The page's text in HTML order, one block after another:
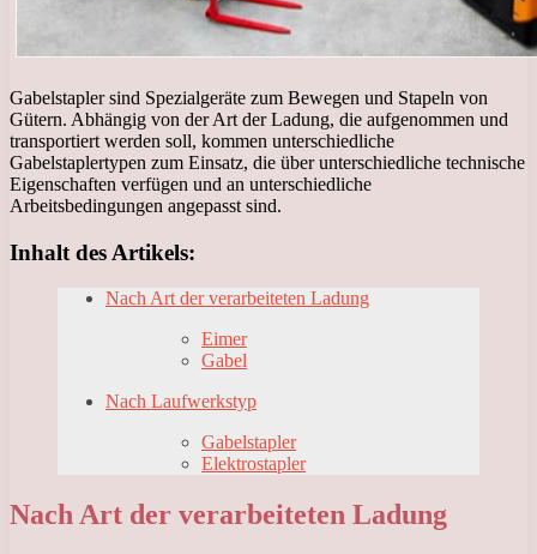
Gabelstapler sind Spezialgeräte zum Bewegen und Stapeln von
Gütern. Abhängig von der Art der Ladung, die aufgenommen und
transportiert werden soll, kommen unterschiedliche
Gabelstaplertypen zum Einsatz, die über unterschiedliche technische
Eigenschaften verfügen und an unterschiedliche
Arbeitsbedingungen angepasst sind.
Inhalt des Artikels:
Nach Art der verarbeiteten Ladung
Eimer
Gabel
Nach Laufwerkstyp
Gabelstapler
Elektrostapler
Nach Art der verarbeiteten Ladung